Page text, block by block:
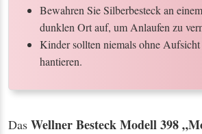
Bewahren Sie Silberbesteck an
dunklen Ort auf, um Anlaufen zu
Kinder sollten niemals ohne
hantieren.
Das Wellner Besteck Modell 398